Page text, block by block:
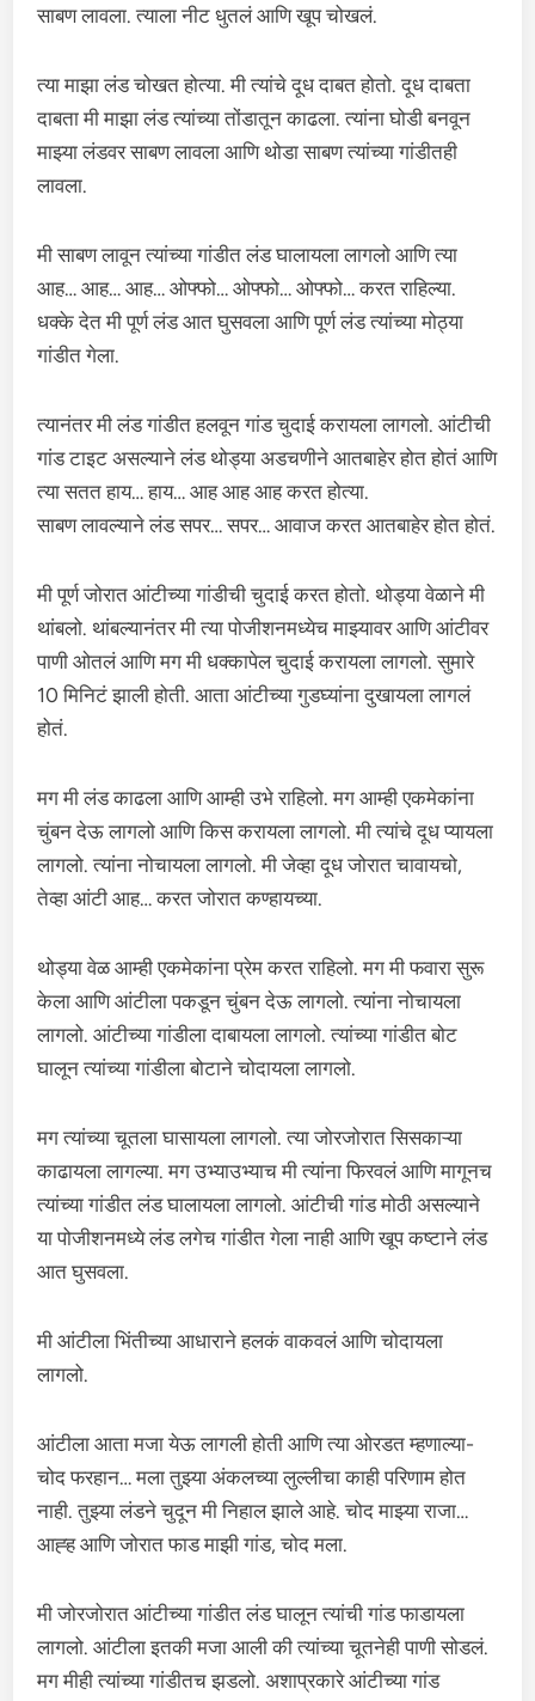
साबण लावला. त्याला नीट धुतलं आणि खूप चोखलं.
त्या माझा लंड चोखत होत्या. मी त्यांचे दूध दाबत होतो. दूध दाबता
दाबता मी माझा लंड त्यांच्या तोंडातून काढला. त्यांना घोडी बनवून
माझ्या लंडवर साबण लावला आणि थोडा साबण त्यांच्या गांडीतही
लावला.
मी साबण लावून त्यांच्या गांडीत लंड घालायला लागलो आणि त्या
आह… आह… आह… ओफ्फो… ओफ्फो… ओफ्फो… करत राहिल्या.
धक्के देत मी पूर्ण लंड आत घुसवला आणि पूर्ण लंड त्यांच्या मोठ्या
गांडीत गेला.
त्यानंतर मी लंड गांडीत हलवून गांड चुदाई करायला लागलो. आंटीची
गांड टाइट असल्याने लंड थोड्या अडचणीने आतबाहेर होत होतं आणि
त्या सतत हाय… हाय… आह आह आह करत होत्या.
साबण लावल्याने लंड सपर… सपर… आवाज करत आतबाहेर होत होतं.
मी पूर्ण जोरात आंटीच्या गांडीची चुदाई करत होतो. थोड्या वेळाने मी
थांबलो. थांबल्यानंतर मी त्या पोजीशनमध्येच माझ्यावर आणि आंटीवर
पाणी ओतलं आणि मग मी धक्कापेल चुदाई करायला लागलो. सुमारे
10 मिनिटं झाली होती. आता आंटीच्या गुडघ्यांना दुखायला लागलं
होतं.
मग मी लंड काढला आणि आम्ही उभे राहिलो. मग आम्ही एकमेकांना
चुंबन देऊ लागलो आणि किस करायला लागलो. मी त्यांचे दूध प्यायला
लागलो. त्यांना नोचायला लागलो. मी जेव्हा दूध जोरात चावायचो,
तेव्हा आंटी आह… करत जोरात कण्हायच्या.
थोड्या वेळ आम्ही एकमेकांना प्रेम करत राहिलो. मग मी फवारा सुरू
केला आणि आंटीला पकडून चुंबन देऊ लागलो. त्यांना नोचायला
लागलो. आंटीच्या गांडीला दाबायला लागलो. त्यांच्या गांडीत बोट
घालून त्यांच्या गांडीला बोटाने चोदायला लागलो.
मग त्यांच्या चूतला घासायला लागलो. त्या जोरजोरात सिसकाऱ्या
काढायला लागल्या. मग उभ्याउभ्याच मी त्यांना फिरवलं आणि मागूनच
त्यांच्या गांडीत लंड घालायला लागलो. आंटीची गांड मोठी असल्याने
या पोजीशनमध्ये लंड लगेच गांडीत गेला नाही आणि खूप कष्टाने लंड
आत घुसवला.
मी आंटीला भिंतीच्या आधाराने हलकं वाकवलं आणि चोदायला
लागलो.
आंटीला आता मजा येऊ लागली होती आणि त्या ओरडत म्हणाल्या-
चोद फरहान… मला तुझ्या अंकलच्या लुल्लीचा काही परिणाम होत
नाही. तुझ्या लंडने चुदून मी निहाल झाले आहे. चोद माझ्या राजा…
आह्ह आणि जोरात फाड माझी गांड, चोद मला.
मी जोरजोरात आंटीच्या गांडीत लंड घालून त्यांची गांड फाडायला
लागलो. आंटीला इतकी मजा आली की त्यांच्या चूतनेही पाणी सोडलं.
मग मीही त्यांच्या गांडीतच झडलो. अशाप्रकारे आंटीच्या गांड